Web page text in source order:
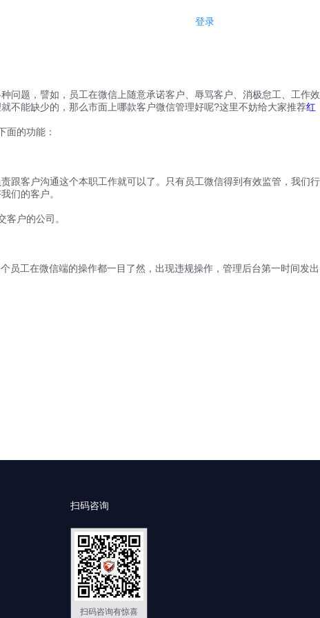
登录
题，譬如，员工在微信上随意承诺客户、辱骂客户、消极怠工、工作效
不能缺少的，那么市面上哪款客户微信管理好呢?这里不妨给大家推荐红
的功能：
客户沟通这个本职工作就可以了。只有员工微信得到有效监管，我们行
们的客户。
户的公司。
工在微信端的操作都一目了然，出现违规操作，管理后台第一时间发出
扫码咨询
扫码咨询有惊喜